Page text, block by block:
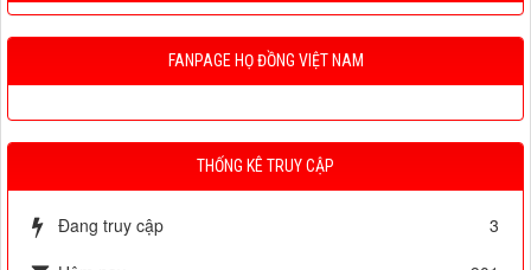
FANPAGE HỌ ĐỒNG VIỆT NAM
THỐNG KÊ TRUY CẬP
Đang truy cập
3